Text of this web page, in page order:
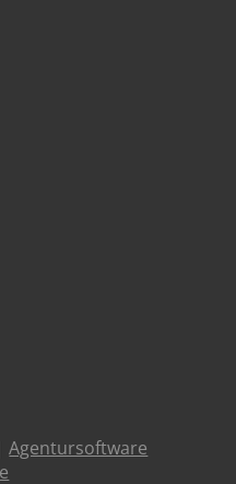
|Agentursoftware